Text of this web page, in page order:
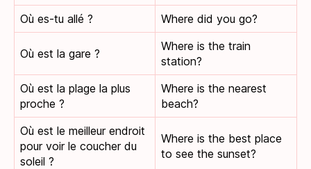
Où es-tu allé ?
Where did you go?
Où est la gare ?
Where is the train
station?
Où est la plage la plus
proche ?
Where is the nearest
beach?
Où est le meilleur endroit
pour voir le coucher du
soleil ?
Where is the best place
to see the sunset?